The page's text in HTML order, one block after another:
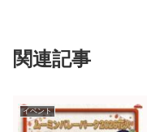
関連記事
イベント